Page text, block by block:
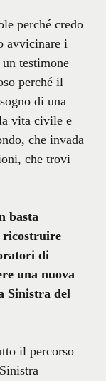
perché credo
avvicinare i
testimone
perché il
di una
vita civile e
che invada
che trovi
basta
ricostruire
di
una nuova
Sinistra del
il percorso